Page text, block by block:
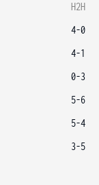
H2H
4-0
4-1
0-3
5-6
5-4
3-5